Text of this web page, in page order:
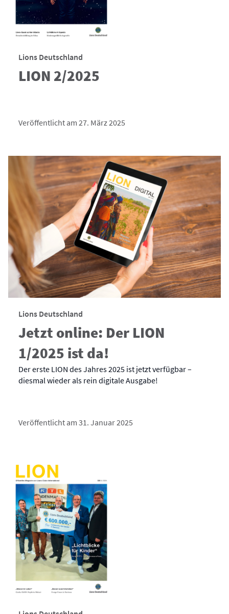
Lions Deutschland
LION 2/2025
Veröffentlicht am 27. März 2025
Lions Deutschland
Jetzt online: Der LION
1/2025 ist da!
Der erste LION des Jahres 2025 ist jetzt verfügbar –
diesmal wieder als rein digitale Ausgabe!
Veröffentlicht am 31. Januar 2025